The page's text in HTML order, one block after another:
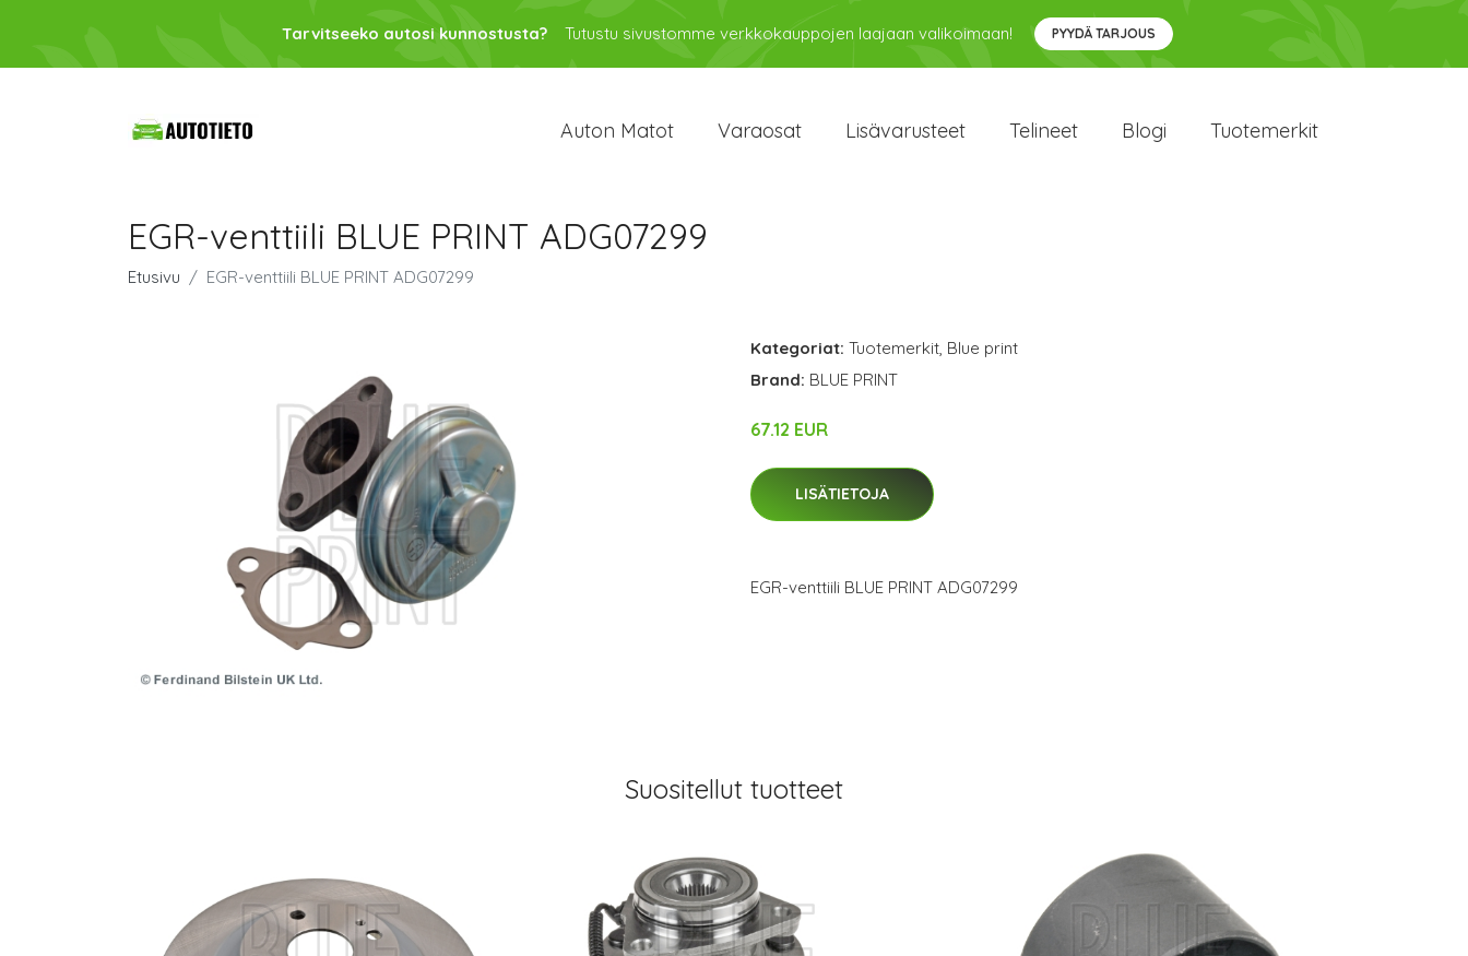
Tarvitseeko autosi kunnostusta? Tutustu sivustomme verkkokauppojen laajaan valikoimaan! PYYDÄ TARJOUS
Auton Matot Varaosat Lisävarusteet Telineet Blogi Tuotemerkit
EGR-venttiili BLUE PRINT ADG07299
Etusivu EGR-venttiili BLUE PRINT ADG07299
Kategoriat: Tuotemerkit, Blue print
Brand: BLUE PRINT
67.12 EUR
LISÄTIETOJA
EGR-venttiili BLUE PRINT ADG07299
Suositellut tuotteet